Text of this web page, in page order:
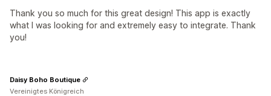
Thank you so much for this great design! This app is exactly
what I was looking for and extremely easy to integrate. Thank
you!
Daisy Boho Boutique
Vereinigtes Königreich